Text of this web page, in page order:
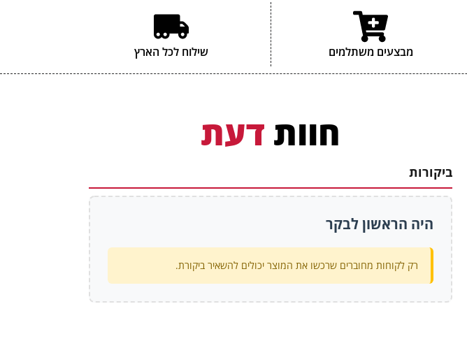
מבצעים משתלמים שילוח לכל הארץ
חוות דעת
ביקורות
היה הראשון לבקר
רק לקוחות מחוברים שרכשו את המוצר יכולים להשאיר ביקורת.